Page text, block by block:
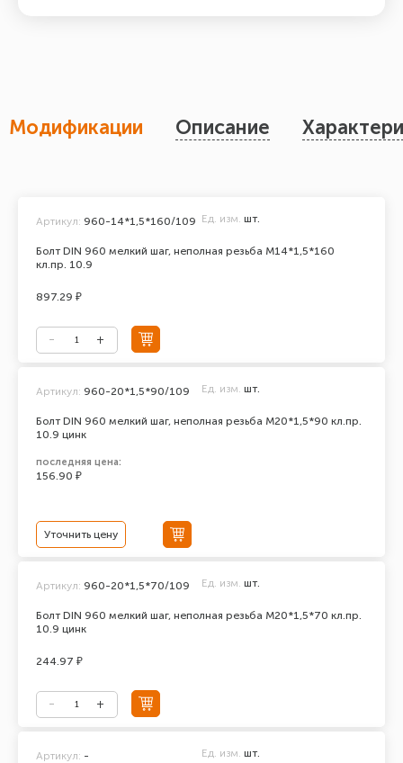
Модификации Описание
Болт DIN 960 мелкий шаг, неполная резьба М14*1,5*160
кл.пр. 10.9
Артикул: 960-14*1,5*160/109 Ед. изм. шт.
897.29 ₽
Болт DIN 960 мелкий шаг, неполная резьба М20*1,5*90 кл.пр.
10.9 цинк
Артикул: 960-20*1,5*90/109 Ед. изм. шт.
последняя цена:
156.90 ₽
Уточнить цену
Болт DIN 960 мелкий шаг, неполная резьба М20*1,5*70 кл.пр.
10.9 цинк
Артикул: 960-20*1,5*70/109 Ед. изм. шт.
244.97 ₽
Артикул: - Ед. изм. шт.